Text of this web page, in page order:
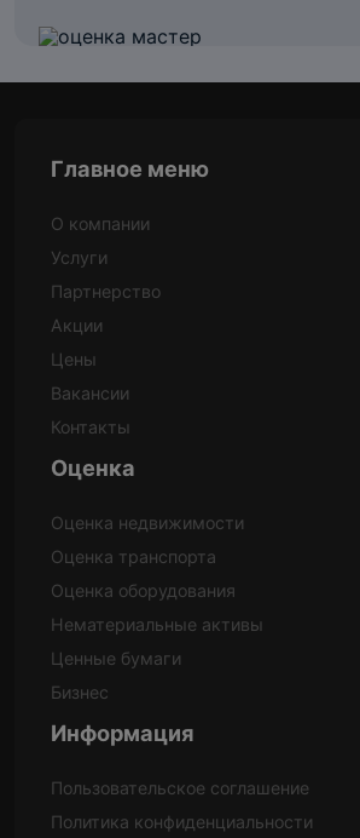
Главное меню
О компании
Услуги
Партнерство
Акции
Цены
Вакансии
Контакты
Оценка
Оценка недвижимости
Оценка транспорта
Оценка оборудования
Нематериальные активы
Ценные бумаги
Бизнес
Информация
Пользовательское соглашение
Политика конфиденциальности